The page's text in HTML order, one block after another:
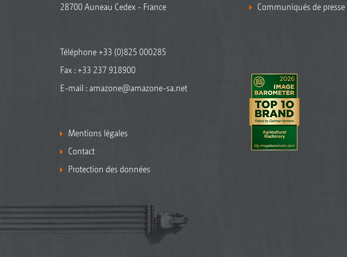
28700 Auneau Cedex - France
Téléphone+33 (0)825 000285
Fax : +33 237 918900
E-mail : amazone@amazone-sa.net
Mentions légales
Contact
Protection des données
Communiqués de presse